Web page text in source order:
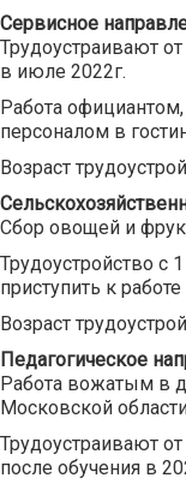
Сервисное
Трудоустраивают
в июле 2022г.
Работа
персоналом в
Возраст
Сбор овощей и
Трудоустройство с
приступить к
Возраст
Педагогическое
Работа вожатым в
Московской
Трудоустраивают
после обучения в